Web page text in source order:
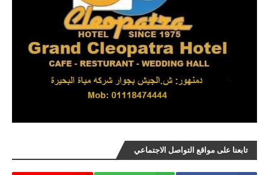
تابعنا على مواقع التواصل الاجتماعي